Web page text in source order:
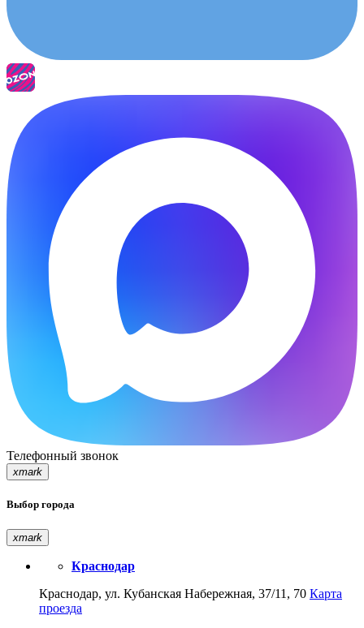
Телефонный звонок
xmark
Выбор города
xmark
Краснодар
Краснодар, ул. Кубанская Набережная, 37/11, 70 Карта
проезда